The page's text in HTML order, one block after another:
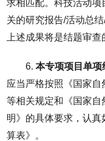
求相匹配。科技活动
关的研究报告/活动总
上述成果将是结题审查
6.本专项项目单
应当严格按照《国家自
等相关规定和《国家
明》的具体要求，认
算表》。